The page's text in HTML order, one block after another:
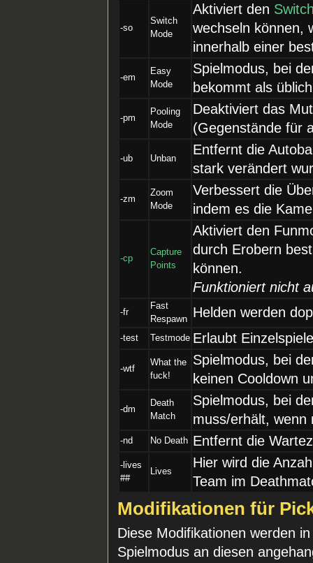
-so
Switch
Mode
Aktiviert den
wechseln können,
innerhalb einer
-em
Easy
Mode
Spielmodus, bei
bekommt als
-pm
Pooling
Mode
Deaktiviert das
(Gegenstände für
-ub Unban
Entfernt die
stark verändert
-zm
Zoom
Mode
Verbessert die
indem es die
-cp
Capture
Points
Aktiviert den
durch Erobern
können.
Funktioniert nicht
-fr
Fast
Respawn
Helden werden
-test Testmode Erlaubt
-wtf
What the
fuck!
Spielmodus, bei
keinen Cooldown
-dm
Death
Match
Spielmodus, bei
muss/erhält, wenn
-nd No Death Entfernt die
-lives
##
Lives
Hier wird die
Team im
Modifikationen für
Diese Modifikationen werden
Spielmodus an diesen